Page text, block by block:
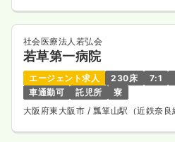
社会医療法人若弘会
若草第一病院
エージェント求人 230床 7:1
車通勤可
託児所
寮
大阪府東大阪市 / 瓢箪山駅（近鉄奈良